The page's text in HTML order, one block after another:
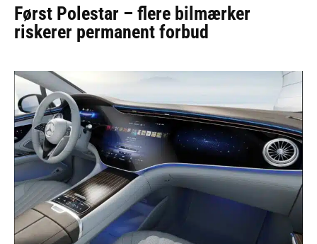
Først Polestar – flere bilmærker
riskerer permanent forbud